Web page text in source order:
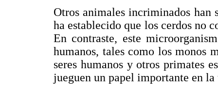
Otros animales incriminados han
ha establecido que los cerdos no
En contraste, este
humanos, tales como los monos
seres humanos y otros primates
jueguen un papel importante en